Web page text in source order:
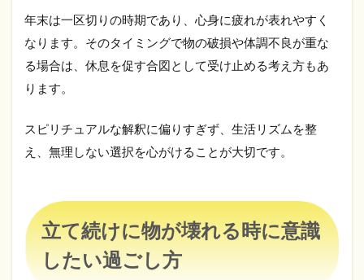
る
時
意
識
い
過
9
ま
と
め
年末は一区切りの時期であり、心身に疲れが表れやすく
なります。そのタイミングで物の破損や体調不良が重な
る場合は、休息を促す合図として受け止める考え方もあ
ります。
スピリチュアルな解釈に偏りすぎず、生活リズムを整
え、無理しない選択を心がけることが大切です。
立て続けに物が壊れる時に意識
したい過ごし方